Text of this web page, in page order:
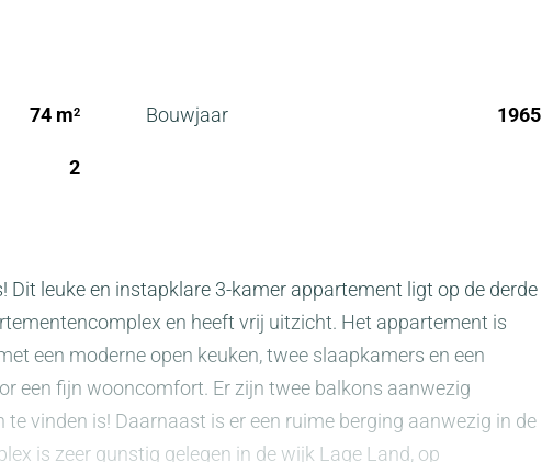
74 m2
2
Bouwjaar 1965
Dit leuke en instapklare 3-kamer appartement ligt op de derde
en heeft vrij uitzicht. Het appartement is
een moderne open keuken, twee slaapkamers en een
een fijn wooncomfort. Er zijn twee balkons aanwezig
vinden is! Daarnaast is er een ruime berging aanwezig in de
is zeer gunstig gelegen in de wijk Lage Land, op